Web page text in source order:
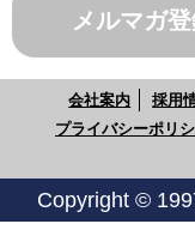
メルマガ
会社案内 採用
プライバシーポリ
Copyright ©